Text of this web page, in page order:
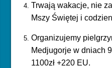
Trwają wakacje, nie
Mszy Świętej i
Organizujemy
Medjugorje w dniach
1100zł +220 EU.